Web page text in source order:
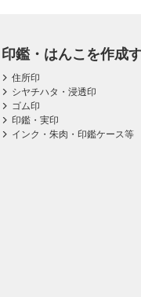
印鑑・はんこを作成
住所印
シヤチハタ・浸透印
ゴム印
印鑑・実印
インク・朱肉・印鑑ケース等